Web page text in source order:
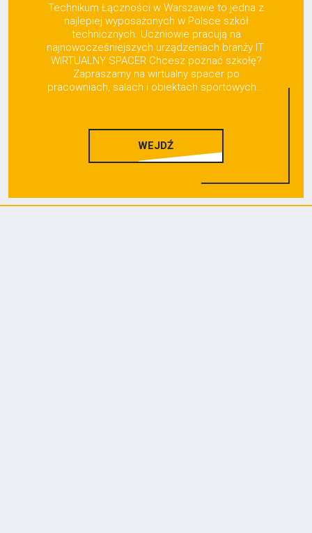
Technikum Łączności w Warszawie to jedna z
najlepiej wyposażonych w Polsce szkół
technicznych. Uczniowie pracują na
najnowocześniejszych urządzeniach branży IT.
WIRTUALNY SPACER Chcesz poznać szkołę?
Zapraszamy na wirtualny spacer po
pracowniach, salach i obiektach sportowych...
WEJDŹ